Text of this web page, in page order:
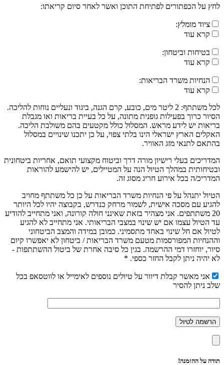
לחץ על הכפתורים לפתיחת התוכן ואשר לאחר סיום קריאתו:
ציוד מומלץ:
קרא עוד
בטיחות וביטחון:
קרא עוד
הנחיות משרד הבריאות:
קרא עוד
לכל משתתף: 2 ליטר מים, כובע, קרם הגנה, ביגוד ונעליים נוחות להליכה.
הסיור כרוך בפעילות גופנית מתונה, על כל בעיית בריאות ואו מגבלת
בריאות יש לידע מראש. המסלול כולל מקטעים בהם משולבת הליכה.
האקלים הארץ ישראלי הינו בלתי צפוי, על כן יתכנו שינויים במסלול
בהתאם לתנאי מזג האוויר.
המדריכים בעלי רישיון מורה דרך וביטוח מקצועי תואם, אחריות ביטחונית
ובטיחותית במהלך הטיול הנה על המטיילים, יש להישמע להוראות
המדריכ/ה בכל אירוע חריג מסוג זה.
הטיול יתנהל על פי הנחיות משרד הבריאות על כן כל משתתף מחויב
להגיע עם מסכה אישית, לשמור מרחק כנדרש, בקבוצה יהיו לכל היותר
20 משתתפים. אני מצהיר בזאת שאינני חולה קורונה, ואני מתחייב להודיע
עד הטיול עצמו אם יש שינוי במצבי הבריאותי. אני מתחייב לא להגיע
לטיול אם חל שינוי באחד מתסמיני. כמובן במידה והמצב הביטחוני
וההנחיות המפורסמות מטעם משרד הבריאות / ביטחון לא יאפשרו קיום
סיור, יוחזרו דמי ההרשמה. בגין כל סיבה אחרת של ביטול ההשתתפות -
לא יהיה ניתן לקבל החזר כספי. *
אני מאשר קבלת דיוור על טיולים נוספים לאימייל או לווטסאפ בכל
שלב ניתן להסיר
תודה על ההזמנה!